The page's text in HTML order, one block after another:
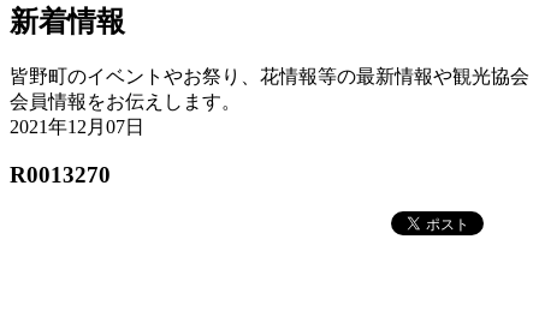
新着情報
皆野町のイベントやお祭り、花情報等の最新情報や観光協会
会員情報をお伝えします。
2021年12月07日
R0013270